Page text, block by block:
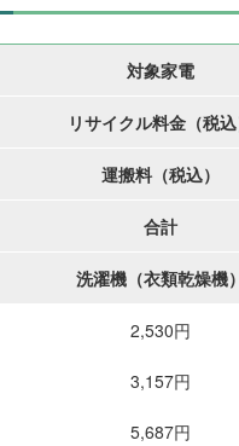
対象家電
リサイクル料金（税込
運搬料（税込）
合計
洗濯機（衣類乾燥機）
2,530円
3,157円
5,687円